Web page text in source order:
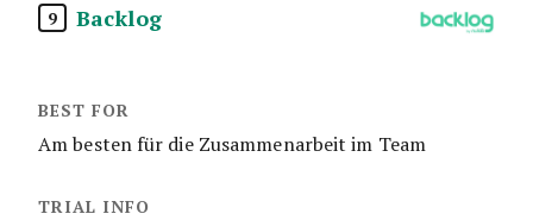
9 Backlog
Am besten für die Zusammenarbeit im Team